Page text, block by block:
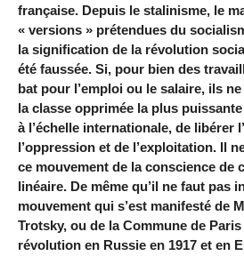
française. Depuis le stalinisme, le
« versions » prétendues du
la signification de la révolution
été faussée. Si, pour bien des
bat pour l’emploi ou le salaire, ils
la classe opprimée la plus
à l’échelle internationale, de libérer
l’oppression et de l’exploitation. Il
ce mouvement de la conscience de
linéaire. De même qu’il ne faut pas
mouvement qui s’est manifesté de
Trotsky, ou de la Commune de Paris
révolution en Russie en 1917 et en